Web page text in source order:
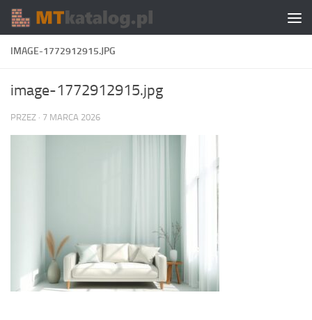
Skip to content
IMAGE-1772912915.JPG
image-1772912915.jpg
PRZEZ · 7 MARCA 2026